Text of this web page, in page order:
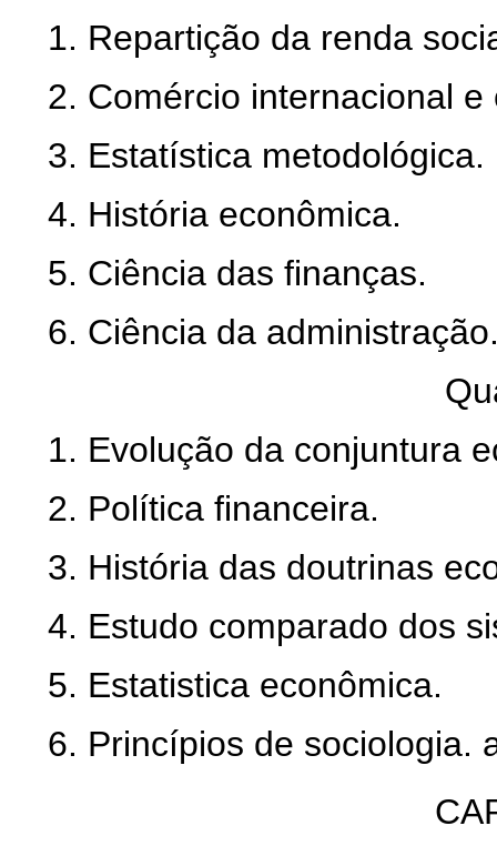
1. Repartição da renda
2. Comércio internacional e
3. Estatística metodológica.
4. História econômica.
5. Ciência das finanças.
6. Ciência da
1. Evolução da conjuntura
2. Política financeira.
3. História das doutrinas
4. Estudo comparado dos
5. Estatistica econômica.
6. Princípios de sociologia.